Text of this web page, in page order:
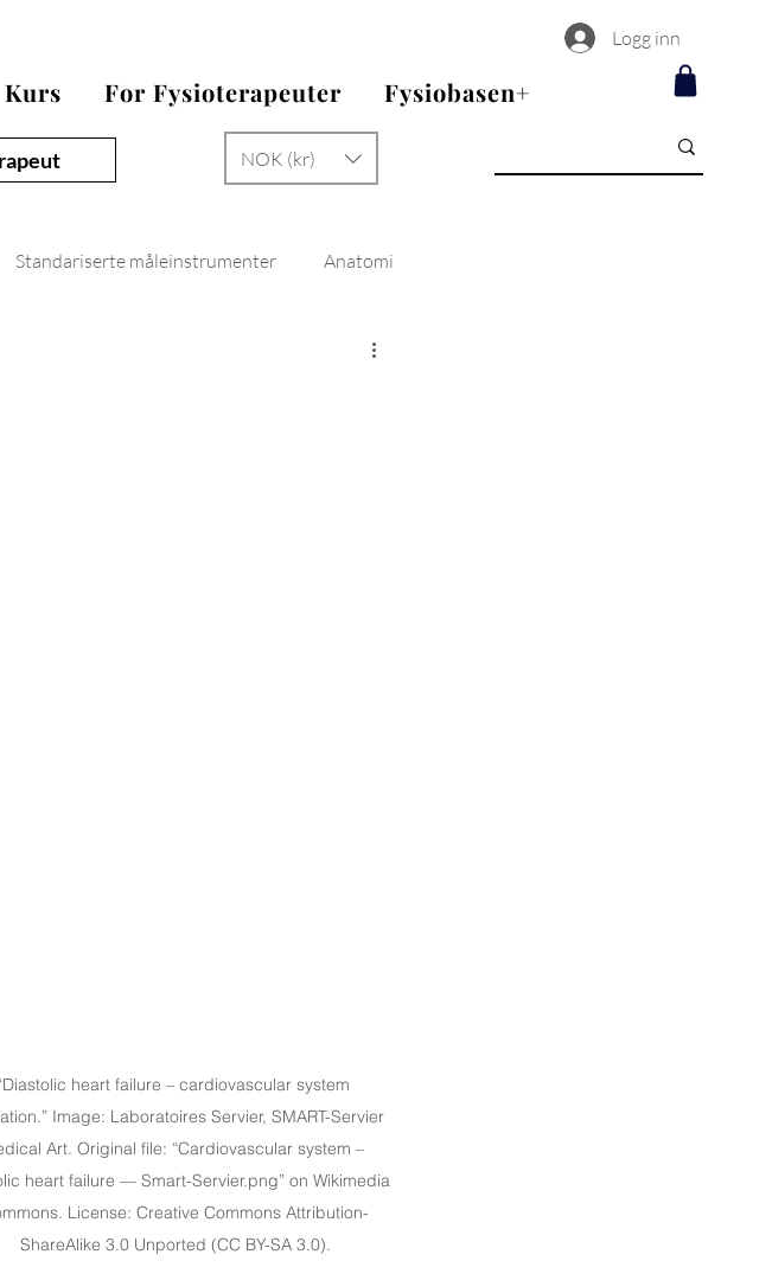
NOK (kr)
Logg inn
Kurs For Fysioterapeuter Fysiobasen+
Standariserte måleinstrumenter Anatomi
heart failure – cardiovascular system
Image: Laboratoires Servier, SMART-Servier
Art. Original file: “Cardiovascular system –
heart failure — Smart-Servier.png” on Wikimedia
License: Creative Commons Attribution-
ShareAlike 3.0 Unported (CC BY-SA 3.0).